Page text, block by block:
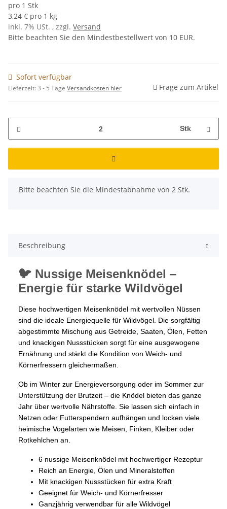
pro 1 Stk
3,24 € pro 1 kg
inkl. 7% USt. , zzgl. Versand
Bitte beachten Sie den Mindestbestellwert von 10 EUR.
Sofort verfügbar
Lieferzeit:3 - 5 Tage Versandkosten hier Frage zum Artikel
Stk
x
Bitte beachten Sie die Mindestabnahme von 2 Stk.
Beschreibung
🐦 Nussige Meisenknödel –
Energie für starke Wildvögel
Diese hochwertigen Meisenknödel mit wertvollen Nüssen
sind die ideale Energiequelle für Wildvögel. Die sorgfältig
abgestimmte Mischung aus Getreide, Saaten, Ölen, Fetten
und knackigen Nussstücken sorgt für eine ausgewogene
Ernährung und stärkt die Kondition von Weich- und
Körnerfressern gleichermaßen.
Ob im Winter zur Energieversorgung oder im Sommer zur
Unterstützung der Brutzeit – die Knödel bieten das ganze
Jahr über wertvolle Nährstoffe. Sie lassen sich einfach in
Netzen oder Futterspendern aufhängen und locken viele
heimische Vogelarten wie Meisen, Finken, Kleiber oder
Rotkehlchen an.
6 nussige Meisenknödel mit hochwertiger Rezeptur
Reich an Energie, Ölen und Mineralstoffen
Mit knackigen Nussstücken für extra Kraft
Geeignet für Weich- und Körnerfresser
Ganzjährig verwendbar für alle Wildvögel